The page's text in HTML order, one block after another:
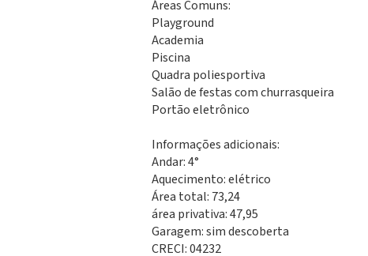
Áreas Comuns:
Playground
Academia
Piscina
Quadra poliesportiva
Salão de festas com churrasqueira
Portão eletrônico
Informações adicionais:
Andar: 4°
Aquecimento: elétrico
Área total: 73,24
área privativa: 47,95
Garagem: sim descoberta
CRECI: 04232